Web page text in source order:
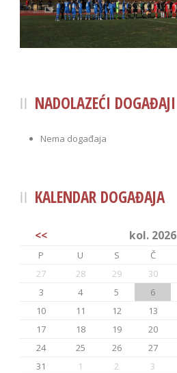
NADOLAZEĆI DOGAĐAJI
Nema događaja
KALENDAR DOGAĐAJA
<< kol. 2026
P U S Č
27
28 29 30
3
4 5 6
10
11 12 13
17
18 19 20
24
25 26 27
31
1 2 3